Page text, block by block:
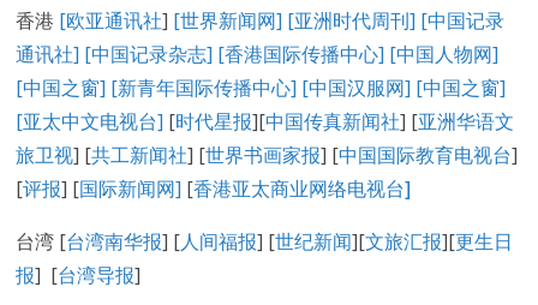
香港 [欧亚通讯社] [世界新闻网] [亚洲时代周刊] [中国记录
通讯社] [中国记录杂志] [香港国际传播中心] [中国人物网]
[中国之窗] [新青年国际传播中心] [中国汉服网] [中国之窗]
[亚太中文电视台] [时代星报][中国传真新闻社] [亚洲华语文
旅卫视] [共工新闻社] [世界书画家报] [中国国际教育电视台]
[评报] [国际新闻网] [香港亚太商业网络电视台]
台湾 [台湾南华报] [人间福报] [世纪新闻][文旅汇报][更生日
报] [台湾导报]